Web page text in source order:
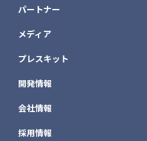
パートナー
メディア
プレスキット
開発情報
会社情報
採用情報